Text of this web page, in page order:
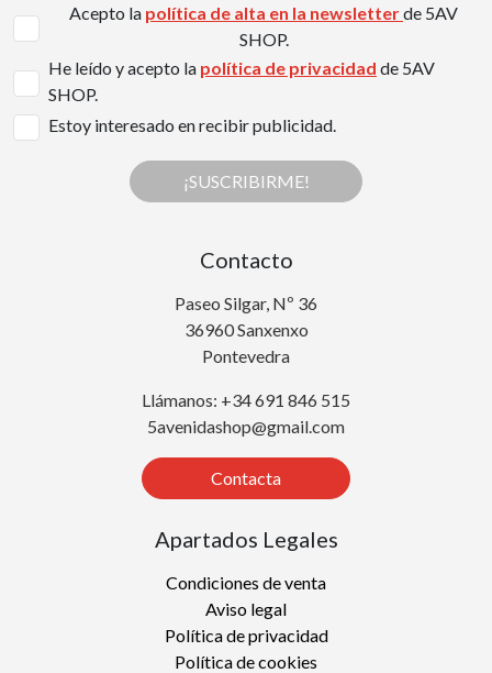
Acepto la política de alta en la newsletterde 5AV
SHOP.
He leído y acepto la política de privacidad de 5AV
SHOP.
Estoy interesado en recibir publicidad.
¡SUSCRIBIRME!
Contacto
Paseo Silgar, Nº 36
36960 Sanxenxo
Pontevedra
Llámanos: +34 691 846 515
5avenidashop@gmail.com
Contacta
Apartados Legales
Condiciones de venta
Aviso legal
Política de privacidad
Política de cookies